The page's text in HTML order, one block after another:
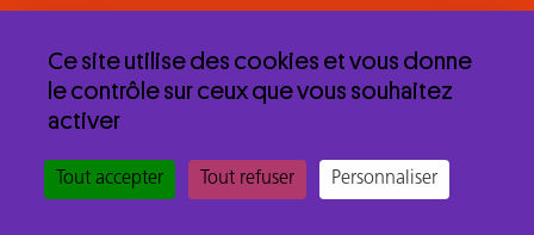
Mentions légales et politique de confidentialité
Ce site utilise des cookies et vous donne
le contrôle sur ceux que vous souhaitez
activer
Tout accepter Tout refuser Personnaliser